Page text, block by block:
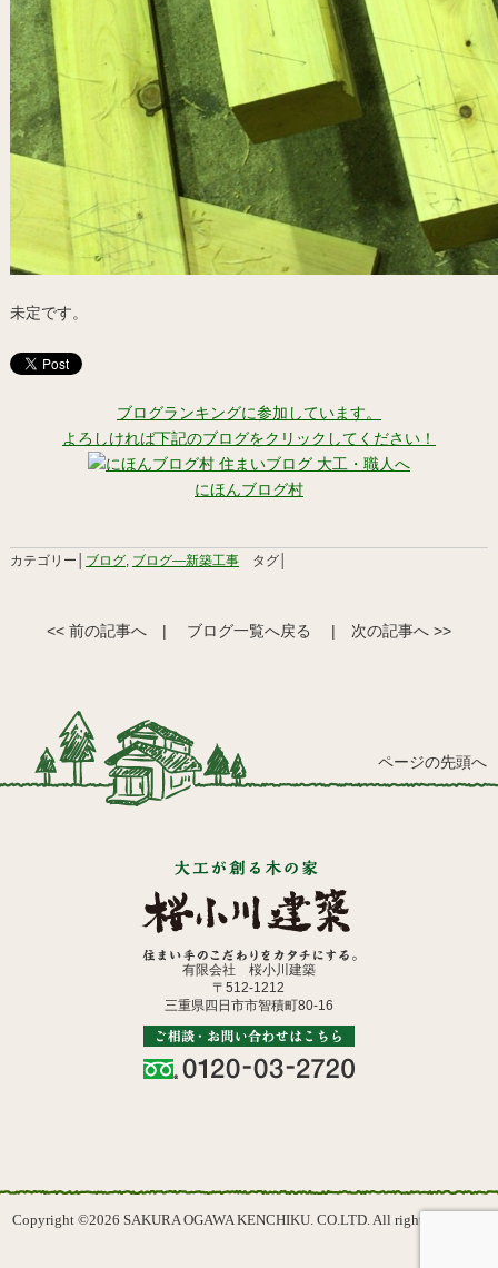
未定です。
ブログランキングに参加しています。
よろしければ下記のブログをクリックしてください！
にほんブログ村
カテゴリー│ ブログ, ブログ―新築工事タグ│
<< 前の記事へ | ブログ一覧へ戻る | 次の記事へ >>
ページの先頭へ
有限会社 桜小川建築
〒512-1212
三重県四日市市智積町80-16
Copyright ©2026 SAKURA OGAWA KENCHIKU. CO.LTD. All rights reserved.